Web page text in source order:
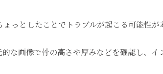
っとしたことでトラブルが起こる可能性が
な画像で骨の高さや厚みなどを確認し、